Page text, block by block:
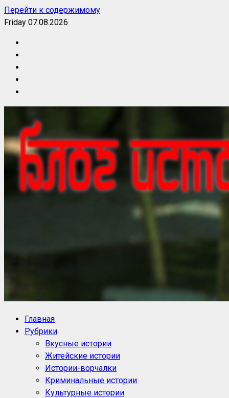
Перейти к содержимому
Friday 07.08.2026
Блог историй NoorySan
Главная
Рубрики
Вкусные истории
Житейские истории
Истории-ворчалки
Криминальные истории
Культурные истории